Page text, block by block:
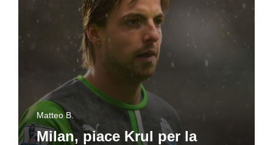
Matteo B.
Milan, piace Krul per la